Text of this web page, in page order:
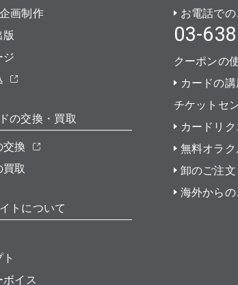
画制作
版
ジ
の交換・買取
交換
買取
トについて
イス
お電話で
03-
クーポンの
カードの講
チケットセ
カードリ
無料オラ
卸のご注文
海外から